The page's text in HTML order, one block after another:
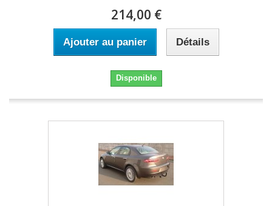
214,00 €
Ajouter au panier Détails
Disponible